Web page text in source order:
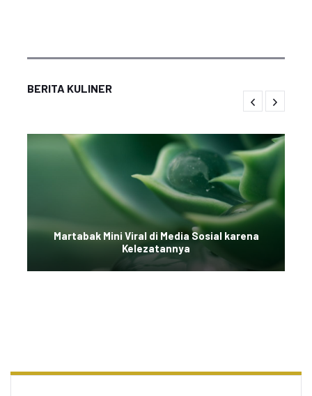
BERITA KULINER
Martabak Mini Viral di Media Sosial karena
Kelezatannya